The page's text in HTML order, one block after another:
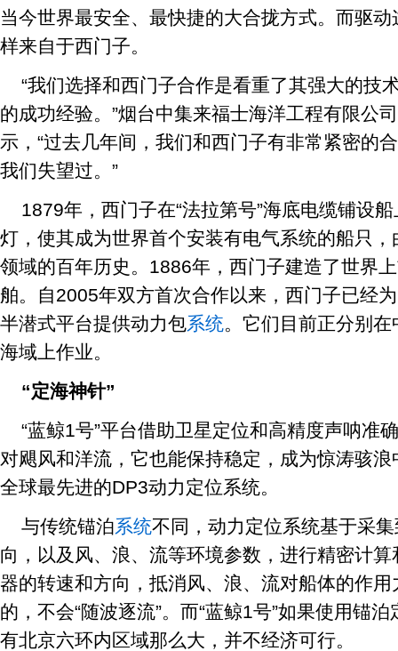
当今世界最安全、最快捷的大合拢方式。而驱
样来自于西门子。
“我们选择和西门子合作是看重了其强大的技
的成功经验。”烟台中集来福士海洋工程有限公
示，“过去几年间，我们和西门子有非常紧密的
我们失望过。”
1879年，西门子在“法拉第号”海底电缆铺设
灯，使其成为世界首个安装有电气系统的船只
领域的百年历史。1886年，西门子建造了世界
舶。自2005年双方首次合作以来，西门子已经
半潜式平台提供动力包系统。它们目前正分别
海域上作业。
“定海神针”
“蓝鲸1号”平台借助卫星定位和高精度声呐准
对飓风和洋流，它也能保持稳定，成为惊涛骇浪
全球最先进的DP3动力定位系统。
与传统锚泊系统不同，动力定位系统基于采
向，以及风、浪、流等环境参数，进行精密计
器的转速和方向，抵消风、浪、流对船体的作
的，不会“随波逐流”。而“蓝鲸1号”如果使用锚
有北京六环内区域那么大，并不经济可行。